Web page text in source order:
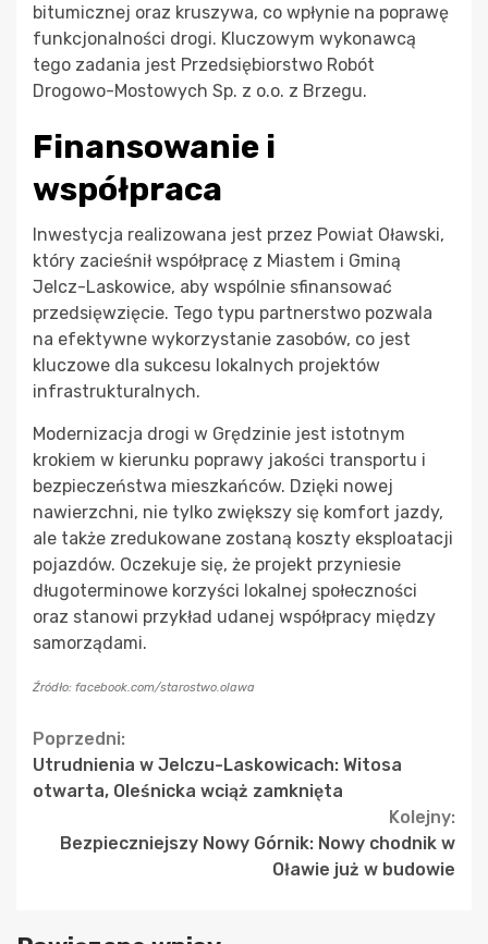
bitumicznej oraz kruszywa, co wpłynie na poprawę
funkcjonalności drogi. Kluczowym wykonawcą
tego zadania jest Przedsiębiorstwo Robót
Drogowo-Mostowych Sp. z o.o. z Brzegu.
Finansowanie i
współpraca
Inwestycja realizowana jest przez Powiat Oławski,
który zacieśnił współpracę z Miastem i Gminą
Jelcz-Laskowice, aby wspólnie sfinansować
przedsięwzięcie. Tego typu partnerstwo pozwala
na efektywne wykorzystanie zasobów, co jest
kluczowe dla sukcesu lokalnych projektów
infrastrukturalnych.
Modernizacja drogi w Grędzinie jest istotnym
krokiem w kierunku poprawy jakości transportu i
bezpieczeństwa mieszkańców. Dzięki nowej
nawierzchni, nie tylko zwiększy się komfort jazdy,
ale także zredukowane zostaną koszty eksploatacji
pojazdów. Oczekuje się, że projekt przyniesie
długoterminowe korzyści lokalnej społeczności
oraz stanowi przykład udanej współpracy między
samorządami.
Źródło: facebook.com/starostwo.olawa
Continue
Reading
Poprzedni:
Utrudnienia w Jelczu-Laskowicach: Witosa
otwarta, Oleśnicka wciąż zamknięta
Kolejny:
Bezpieczniejszy Nowy Górnik: Nowy chodnik w
Oławie już w budowie